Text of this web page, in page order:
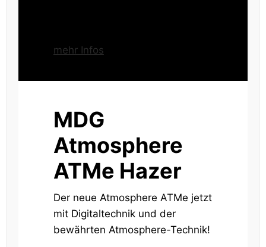
mehr Infos
MDG
Atmosphere
ATMe Hazer
Der neue Atmosphere ATMe jetzt
mit Digitaltechnik und der
bewährten Atmosphere-Technik!